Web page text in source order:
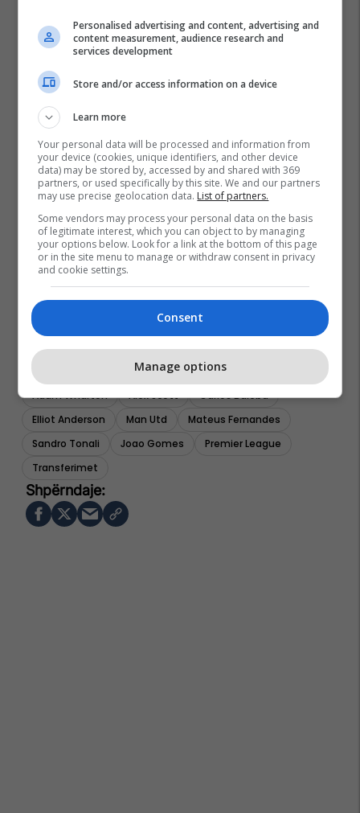
Adam Wharton Alex Scott
Carlos Baleba
Elliot Anderson
Man Utd
Mateus Fernandes
Sandro Tonali
Joao Gomes
Premier League
Transferimet
Personalised advertising and content, advertising and
content measurement, audience research and
services development
Store and/or access information on a device
Learn more
Your personal data will be processed and information from
your device (cookies, unique identifiers, and other device
data) may be stored by, accessed by and shared with 369
partners, or used specifically by this site. We and our partners
may use precise geolocation data. List of partners.
Some vendors may process your personal data on the basis
of legitimate interest, which you can object to by managing
your options below. Look for a link at the bottom of this page
or in the site menu to manage or withdraw consent in privacy
and cookie settings.
Consent
Manage options